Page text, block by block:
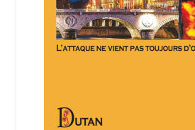
Qui sommes-nous ?
Soutien à Philippe Randa